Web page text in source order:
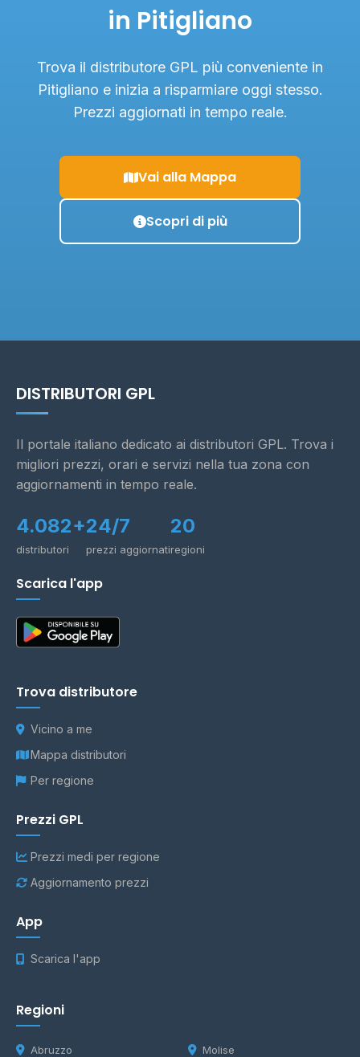
in Pitigliano
Trova il distributore GPL più conveniente in
Pitigliano e inizia a risparmiare oggi stesso.
Prezzi aggiornati in tempo reale.
Vai alla Mappa
Scopri di più
DISTRIBUTORI GPL
Il portale italiano dedicato ai distributori GPL. Trova i
migliori prezzi, orari e servizi nella tua zona con
aggiornamenti in tempo reale.
4.082+
distributori
24/7
prezzi aggiornati
20
regioni
Scarica l'app
Trova distributore
Vicino a me
Mappa distributori
Per regione
Prezzi GPL
Prezzi medi per regione
Aggiornamento prezzi
App
Scarica l'app
Regioni
Abruzzo Molise